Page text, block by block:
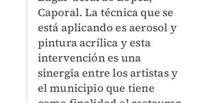
Caporal. La técnica que se
está aplicando es aerosol y
pintura acrílica y esta
intervención es una
sinergia entre los artistas y
el municipio que tiene